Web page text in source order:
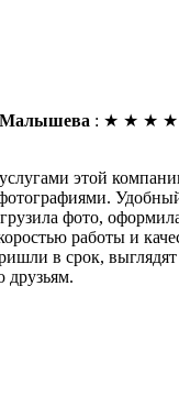
: ★ ★ ★ ★
этой
фото,
работы и
в срок,
друзьям.